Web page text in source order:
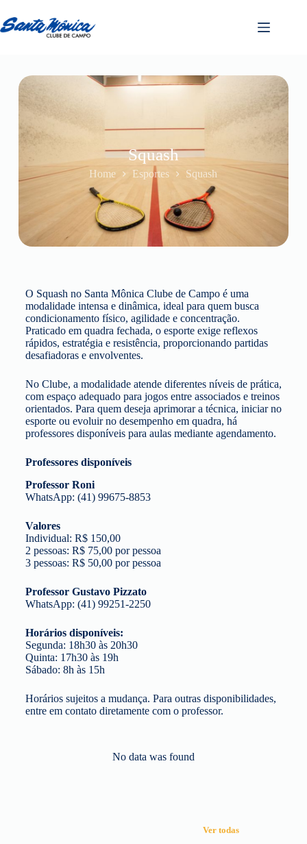
Squash
Home Esportes Squash
O Squash no Santa Mônica Clube de Campo é uma
modalidade intensa e dinâmica, ideal para quem busca
condicionamento físico, agilidade e concentração.
Praticado em quadra fechada, o esporte exige reflexos
rápidos, estratégia e resistência, proporcionando partidas
desafiadoras e envolventes.
No Clube, a modalidade atende diferentes níveis de prática,
com espaço adequado para jogos entre associados e treinos
orientados. Para quem deseja aprimorar a técnica, iniciar no
esporte ou evoluir no desempenho em quadra, há
professores disponíveis para aulas mediante agendamento.
Professores disponíveis
Professor Roni
WhatsApp: (41) 99675-8853
Valores
Individual: R$ 150,00
2 pessoas: R$ 75,00 por pessoa
3 pessoas: R$ 50,00 por pessoa
Professor Gustavo Pizzato
WhatsApp: (41) 99251-2250
Horários disponíveis:
Segunda: 18h30 às 20h30
Quinta: 17h30 às 19h
Sábado: 8h às 15h
Horários sujeitos a mudança. Para outras disponibilidades,
entre em contato diretamente com o professor.
No data was found
Ver todas